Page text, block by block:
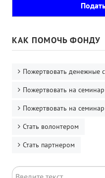
КАК ПОМОЧЬ ФОНДУ
Пожертвовать денежные
Пожертвовать на
Пожертвовать на
Стать волонтером
Стать партнером
Поиск